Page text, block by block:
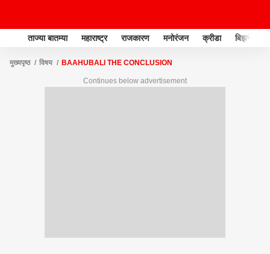
ताज्या बातम्या महाराष्ट्र राजकारण मनोरंजन क्रीडा बिझनेस
मुख्यपृष्ठ विषय BAAHUBALI THE CONCLUSION
Continues below advertisement